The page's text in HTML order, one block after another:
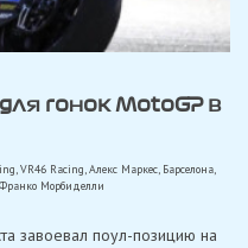
гонок MotoGP в
,VR46 Racing,Алекс Маркес, Барселона
Франко Морбиделли
завоевал поул-позицию на